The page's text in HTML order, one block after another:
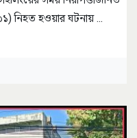
নিহত হওয়ার ঘটনায়...